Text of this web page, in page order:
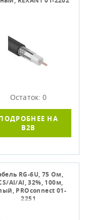
Остаток: 0
НА
B2B
RG-6U, 75 Ом,
AI/AI, 32%, 100м,
PROconnect 01-
2251